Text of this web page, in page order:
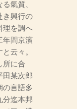
氣質、
き興行の
理を調へ
年間京濱
云々。
所に合
田某次郎
の言語多
分迄本邦